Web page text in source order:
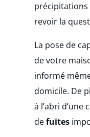
précipitations
revoir la
La pose de
de votre
informé
domicile. De
à l’abri d’une
defuites